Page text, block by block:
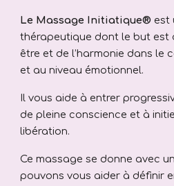
Le Massage Initiatique® est
thérapeutique dont le but est
être et de l’harmonie dans le
et au niveau émotionnel.
Il vous aide à entrer
de pleine conscience et à
libération.
Ce massage se donne avec
pouvons vous aider à définir